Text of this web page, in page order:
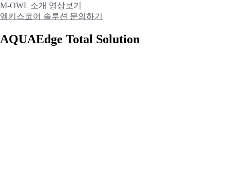
M-OWL 소개 영상보기
엠키스코어 솔루션 문의하기
AQUAEdge Total Solution